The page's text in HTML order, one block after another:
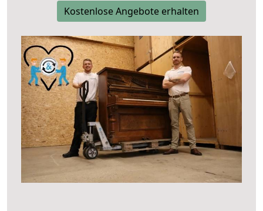
Kostenlose Angebote erhalten